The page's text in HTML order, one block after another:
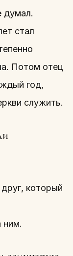
думал.
стал
Потом отец
год,
служить.
который
ним.